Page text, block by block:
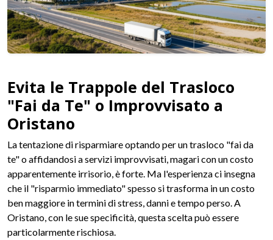
Evita le Trappole del Trasloco
"Fai da Te" o Improvvisato a
Oristano
La tentazione di risparmiare optando per un trasloco "fai da
te" o affidandosi a servizi improvvisati, magari con un costo
apparentemente irrisorio, è forte. Ma l'esperienza ci insegna
che il "risparmio immediato" spesso si trasforma in un costo
ben maggiore in termini di stress, danni e tempo perso. A
Oristano, con le sue specificità, questa scelta può essere
particolarmente rischiosa.